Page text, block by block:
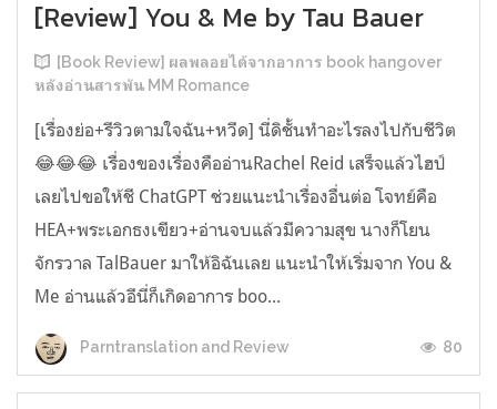
[Review] You & Me by Tau Bauer
[Book Review] ผลพลอยได้จากอาการ book hangover
หลังอ่านสารพัน MM Romance
[เรื่องย่อ+รีวิวตามใจฉัน+หวีด] นี่ดิชั้นทำอะไรลงไปกับชีวิต
😂😂😂 เรื่องของเรื่องคืออ่านRachel Reid เสร็จแล้วไฮป์
เลยไปขอให้ชี ChatGPT ช่วยแนะนำเรื่องอื่นต่อ โจทย์คือ
HEA+พระเอกธงเขียว+อ่านจบแล้วมีความสุข นางก็โยน
จักรวาล TalBauer มาให้อิฉันเลย แนะนำให้เริ่มจาก You &
Me อ่านแล้วอีนี่ก็เกิดอาการ boo...
Parntranslation and Review 80